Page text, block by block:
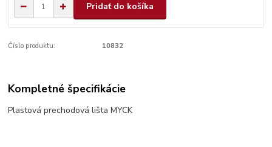
Pridať do košíka
Číslo produktu: 10832
Kompletné špecifikácie
Plastová prechodová lišta MYCK